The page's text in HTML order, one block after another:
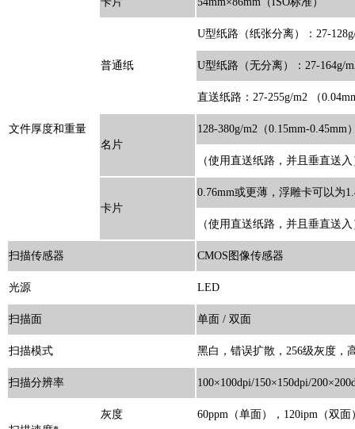
文件厚度和重量
普通纸
U型纸路（纸张分离）：27-
U型纸路（无分离）：27-164g/
直送纸路：27-255g/m2 （
名片
128-380g/m2（0.15mm-0.45mm
（使用直送纸路，并且垂直送入
卡片
0.76mm或更薄，浮雕卡可以为
（使用直送纸路，并且垂直送入
扫描传感器 CMOS图像传感器
光源 LED
扫描面 单面 / 双面
扫描模式 黑白，错误扩散，256级灰度，
扫描分辨率 100×100dpi/150×150dpi/
灰度 60ppm（单面），120ipm（双面